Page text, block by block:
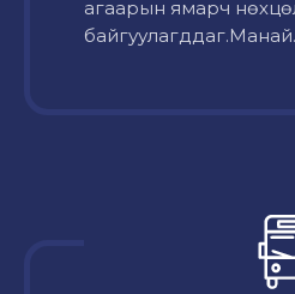
агаарын ямарч